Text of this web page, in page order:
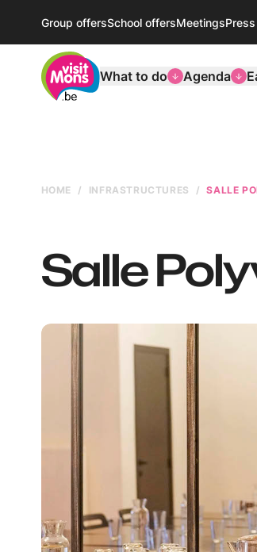
Group offersSchool offersMeetingsPress
VisitMons Logo
What to do
Agenda
HOME INFRASTRUCTURES SALLE
Salle